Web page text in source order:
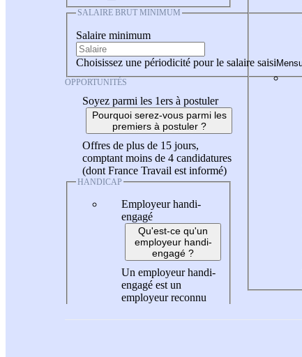
SALAIRE BRUT MINIMUM
Salaire minimum
Choisissez une périodicité pour le salaire saisi
OPPORTUNITÉS
Soyez parmi les 1ers à postuler
Pourquoi serez-vous parmi les
premiers à postuler ?
Offres de plus de 15 jours,
comptant moins de 4 candidatures
(dont France Travail est informé)
HANDICAP
Employeur handi-
engagé
Qu'est-ce qu'un
employeur handi-
engagé ?
Un employeur handi-
engagé est un
employeur reconnu